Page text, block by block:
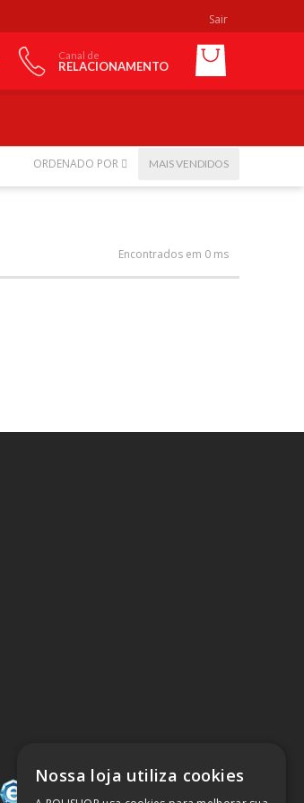
Sair
Canal de
RELACIONAMENTO
ORDENADO POR MAIS VENDIDOS
Encontrados em 0 ms
Nossa loja utiliza cookies